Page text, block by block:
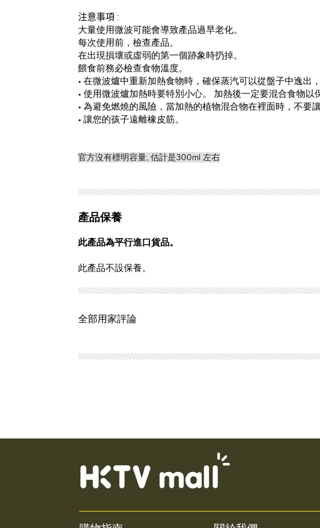
注意事項 :
大量使用微波可能會導致產品過早老化。
每次使用前，檢查產品。
在出現損壞或虛弱的第一個跡象時扔掉。
餵食前務必檢查食物溫度。
• 在微波爐中重新加熱食物時，確保蒸汽可以從盤子中逸出
• 使用微波爐加熱時要特別小心。 加熱後一定要混合食物以
• 為避免燃燒的風險，當加熱的植物混合物在裡面時，不要
• 讓您的孩子遠離橡皮筋。
官方沒有標明容量, 估計是300ml 左右
產品保養
此產品為平行進口貨品。
此產品不設保養。
全部用家評論